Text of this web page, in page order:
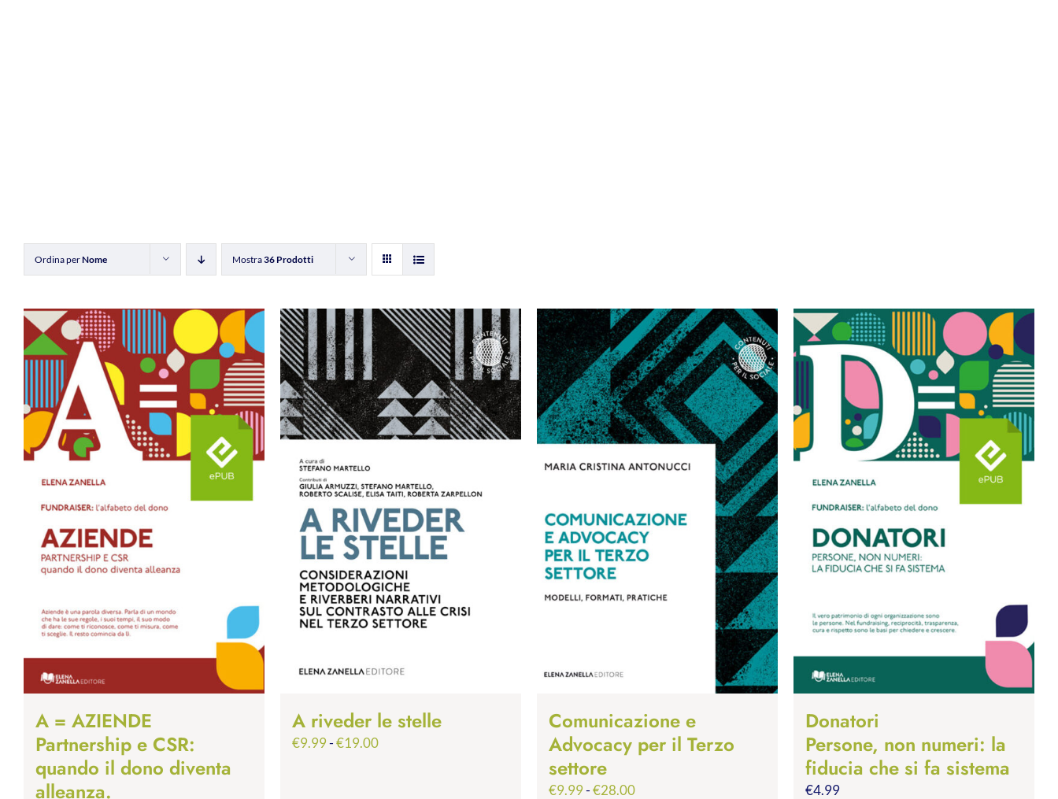
Ordina perNome Mostra36 Prodotti
A = AZIENDE
Partnership e CSR:
quando il dono diventa
alleanza.
A riveder le stelle
€9.99-€19.00Fascia
Comunicazione e
Advocacy per il Terzo
settore
€9.99-€28.00Fascia
Donatori
Persone, non numeri: la
fiducia che si fa sistema
€4.99